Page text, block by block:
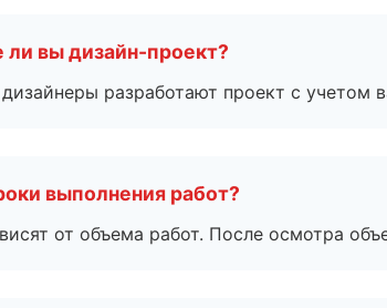
ли вы дизайн-проект?
разработают проект с учетом
выполнения работ?
от объема работ. После осмотра